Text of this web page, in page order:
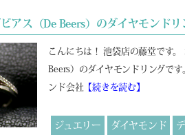
ビアス（De Beers）のダイヤモンド
こんにちは！ 池袋店の藤堂です
Beers）のダイヤモンドリングで
ンド会社 【続きを読む】
ジュエリー ダイヤモンド